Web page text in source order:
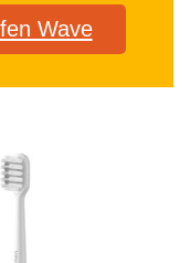
Wave